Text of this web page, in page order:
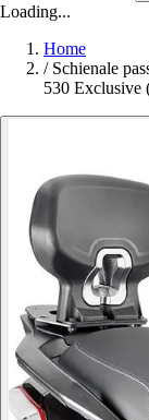
Loading...
Home
/ Schienale
530 Exclusive